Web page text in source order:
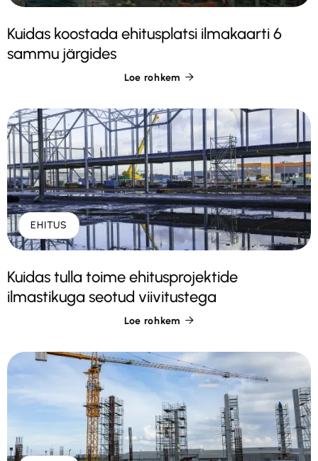
Kuidas koostada ehitusplatsi ilmakaarti 6
sammu järgides
Loe rohkem 
EHITUS
Kuidas tulla toime ehitusprojektide
ilmastikuga seotud viivitustega
Loe rohkem 